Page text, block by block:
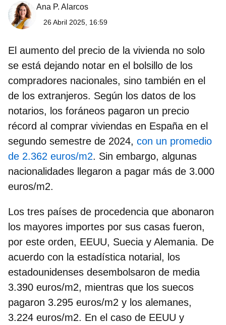
Ana P. Alarcos
26 Abril 2025, 16:59
El aumento del precio de la vivienda no solo
se está dejando notar en el bolsillo de los
compradores nacionales, sino también en el
de los extranjeros. Según los datos de los
notarios, los foráneos pagaron un precio
récord al comprar viviendas en España en el
segundo semestre de 2024, con un promedio
de 2.362 euros/m2. Sin embargo, algunas
nacionalidades llegaron a pagar más de 3.000
euros/m2.
Los tres países de procedencia que abonaron
los mayores importes por sus casas fueron,
por este orden, EEUU, Suecia y Alemania. De
acuerdo con la estadística notarial, los
estadounidenses desembolsaron de media
3.390 euros/m2, mientras que los suecos
pagaron 3.295 euros/m2 y los alemanes,
3.224 euros/m2. En el caso de EEUU y